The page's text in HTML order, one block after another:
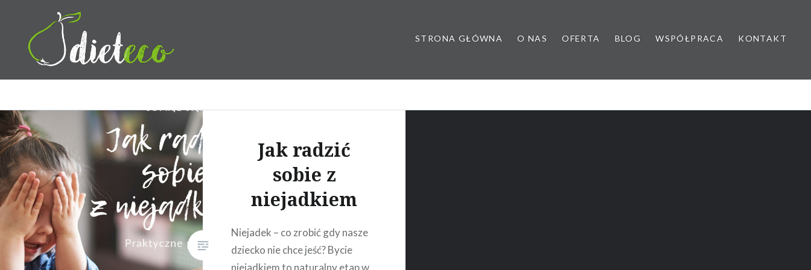
Dietetyk Bydgoszcz Toruń, poradnia dietetyczna, dietetyk dziecięcy
STRONA GŁÓWNA O NAS OFERTA BLOG WSPÓŁPRACA KONTAKT
Jak radzić
sobie z
niejadkiem
Niejadek – co zrobić gdy nasze
dziecko nie chce jeść? Bycie
niejadkiem to naturalny etap w